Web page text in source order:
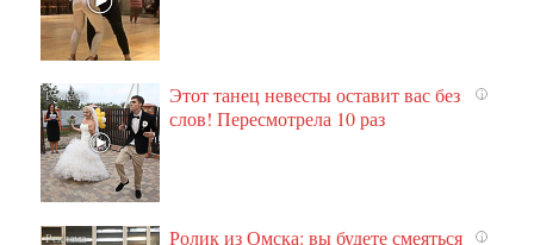
i
Этот танец невесты оставит вас без
слов! Пересмотрела 10 раз
i
Ролик из Омска: вы будете смеяться